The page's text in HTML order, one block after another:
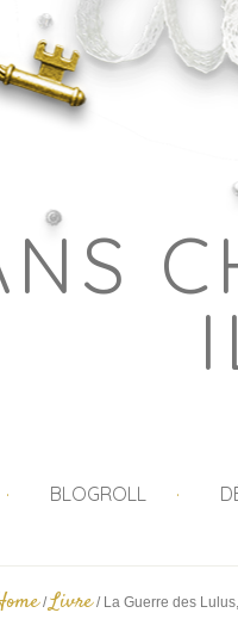
BLOGROLL
/ Livre /La Guerre des